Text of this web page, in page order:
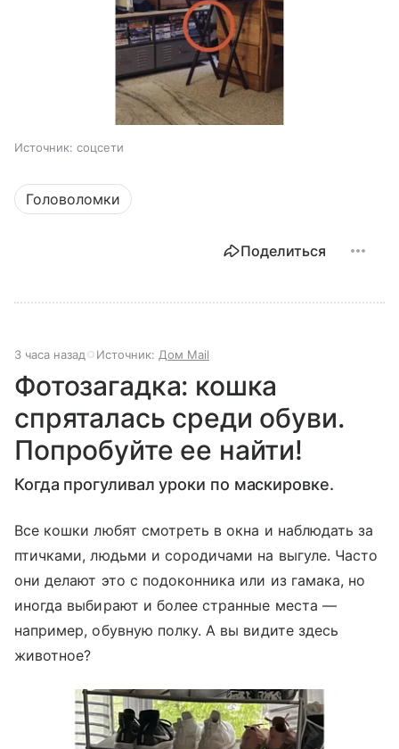
Источник: соцсети
Головоломки
Поделиться
3 часа назад Источник: Дом Mail
Фотозагадка: кошка
спряталась среди обуви.
Попробуйте ее найти!
Когда прогуливал уроки по маскировке.
Все кошки любят смотреть в окна и наблюдать за
птичками, людьми и сородичами на выгуле. Часто
они делают это с подоконника или из гамака, но
иногда выбирают и более странные места —
например, обувную полку. А вы видите здесь
животное?